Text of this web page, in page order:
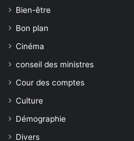
Bien-être
Bon plan
Cinéma
conseil des ministres
Cour des comptes
Culture
Démographie
Divers